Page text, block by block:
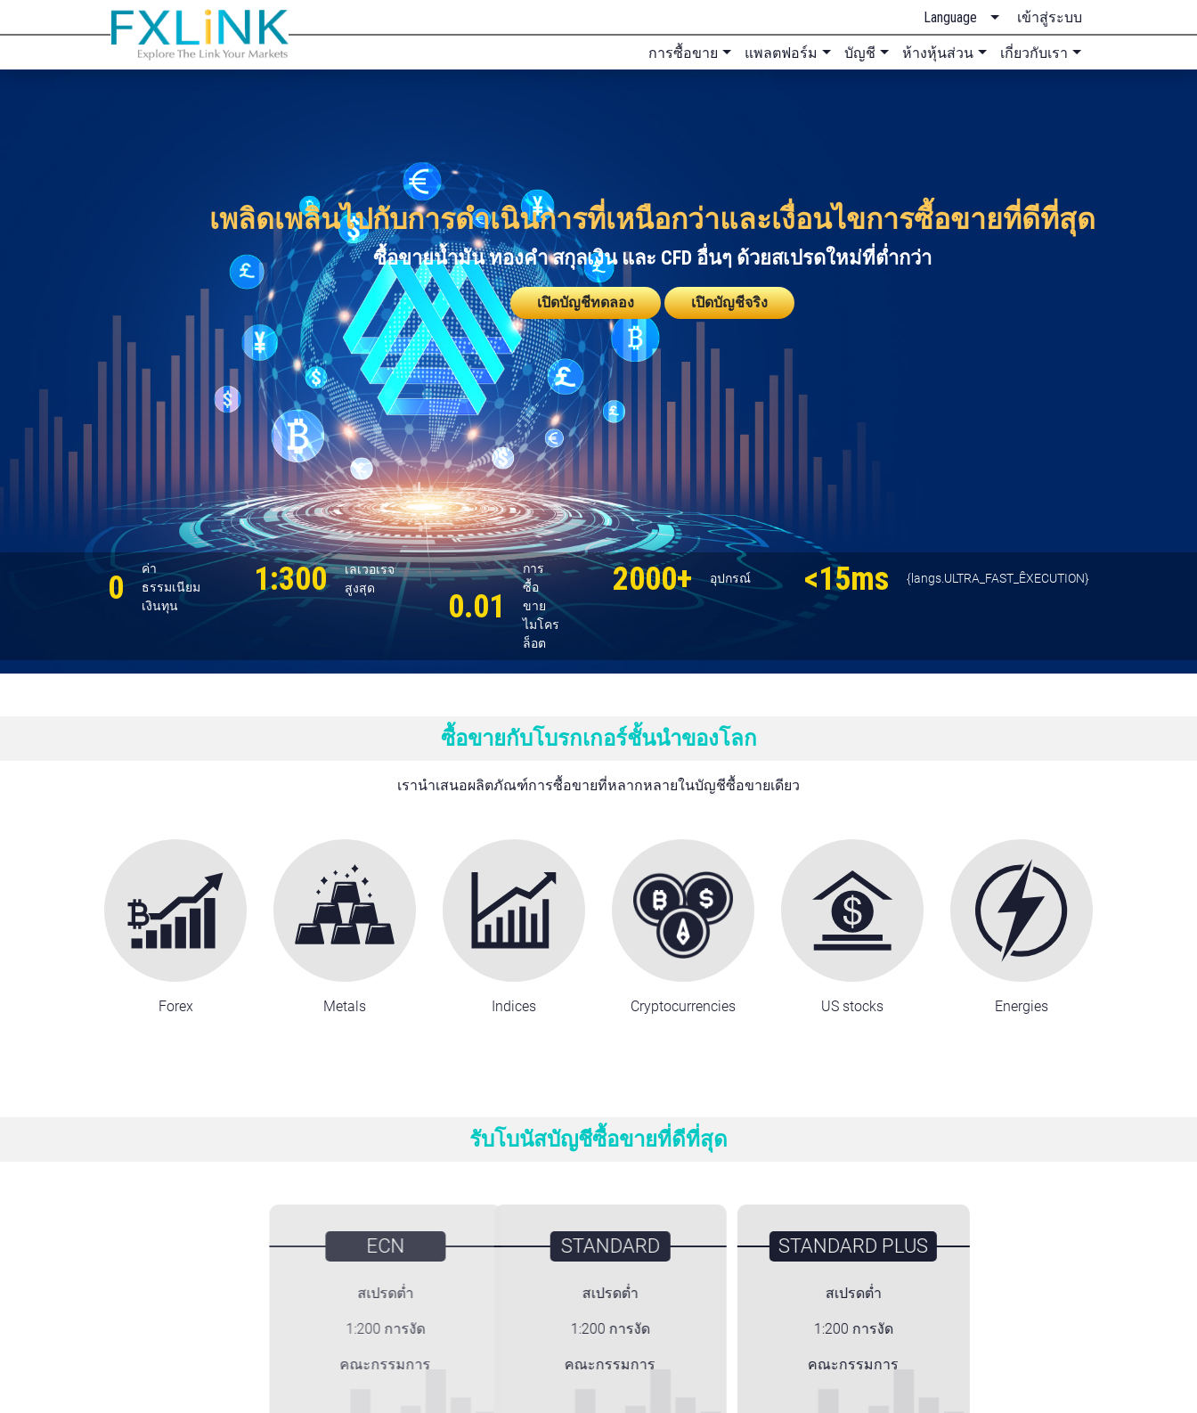
Language
เข้าสู่ระบบ
การซื้อขาย
แพลตฟอร์ม บัญชี ห้างหุ้นส่วน เกี่ยวกับเรา
เพลิดเพลินไปกับการดำเนินการที่เหนือกว่าและเงื่อนไขการซื้อขายที่ดีที่สุด
ซื้อขายน้ำมัน ทองคำ สกุลเงิน และ CFD อื่นๆ ด้วยสเปรดใหม่ที่ต่ำกว่า
เปิดบัญชีทดลอง เปิดบัญชีจริง
0
ค่า
ธรรมเนียม
เงินทุน
1:300
เลเวอเรจ
สูงสุด
0.01
การ
ซื้อ
ขาย
ไมโคร
ล็อต
2000+ อุปกรณ์ <15ms {langs.ULTRA_FAST_ÊXECUTION}
ซื้อขายกับโบรกเกอร์ชั้นนำของโลก
เรานำเสนอผลิตภัณฑ์การซื้อขายที่หลากหลายในบัญชีซื้อขายเดียว
Forex Metals Indices Cryptocurrencies US stocks Energies
รับโบนัสบัญชีซื้อขายที่ดีที่สุด
ECN
สเปรดต่ำ
1:200 การงัด
คณะกรรมการ
STANDARD
สเปรดต่ำ
1:200 การงัด
คณะกรรมการ
STANDARD PLUS
สเปรดต่ำ
1:200 การงัด
คณะกรรมการ